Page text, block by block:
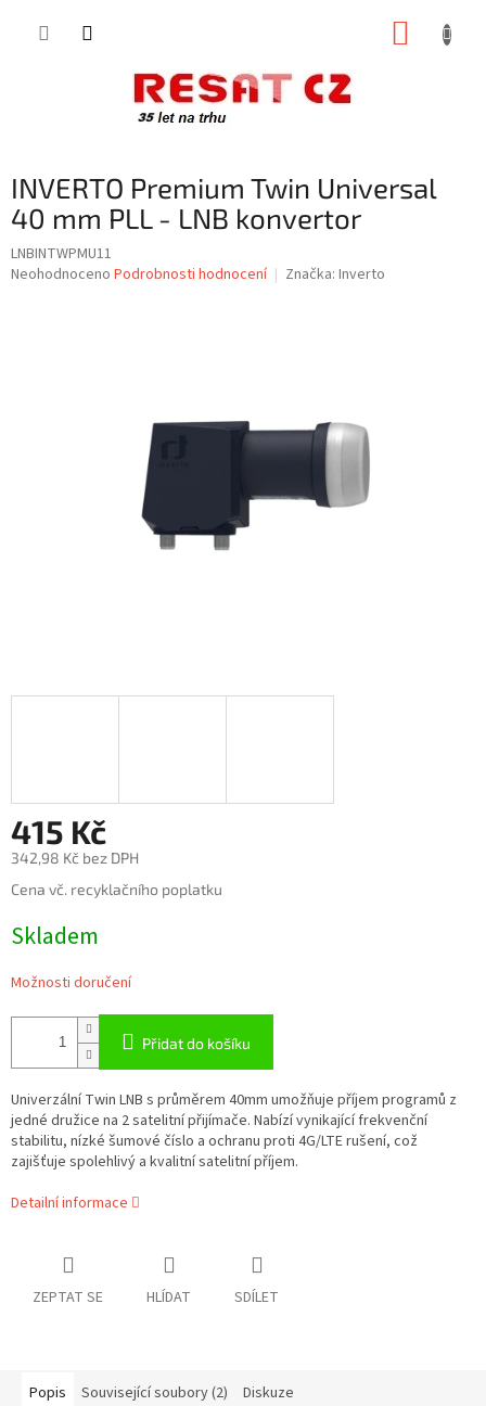
INVERTO Premium Twin Universal
40 mm PLL - LNB konvertor
LNBINTWPMU11
Průměrné
Neohodnoceno Podrobnosti hodnocení Značka: Inverto
415 Kč
342,98 Kč bez DPH
Měrná
Cena vč. recyklačního poplatku
Skladem
Možnosti doručení
Přidat do košíku
Univerzální Twin LNB s průměrem 40mm umožňuje příjem programů z
jedné družice na 2 satelitní přijímače. Nabízí vynikající frekvenční
stabilitu, nízké šumové číslo a ochranu proti 4G/LTE rušení, což
zajišťuje spolehlivý a kvalitní satelitní příjem.
Detailní informace
ZEPTAT SE HLÍDAT SDÍLET
Popis Související soubory (2) Diskuze